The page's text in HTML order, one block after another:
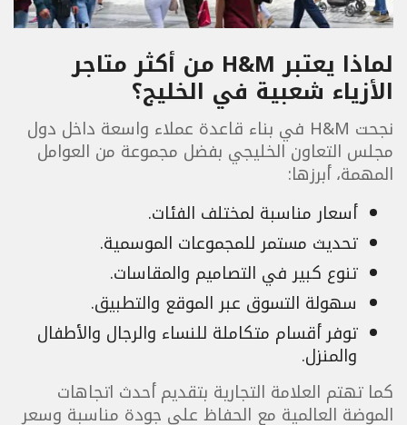
لماذا يعتبر H&M من أكثر متاجر
الأزياء شعبية في الخليج؟
نجحت H&M في بناء قاعدة عملاء واسعة داخل دول
مجلس التعاون الخليجي بفضل مجموعة من العوامل
المهمة، أبرزها:
أسعار مناسبة لمختلف الفئات.
تحديث مستمر للمجموعات الموسمية.
تنوع كبير في التصاميم والمقاسات.
سهولة التسوق عبر الموقع والتطبيق.
توفر أقسام متكاملة للنساء والرجال والأطفال
والمنزل.
كما تهتم العلامة التجارية بتقديم أحدث اتجاهات
الموضة العالمية مع الحفاظ على جودة مناسبة وسعر